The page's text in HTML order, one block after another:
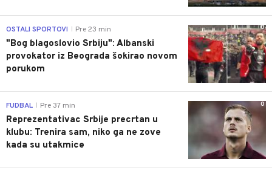
0
OSTALI SPORTOVI Pre 23 min
"Bog blagoslovio Srbiju": Albanski
provokator iz Beograda šokirao novom
porukom
0
FUDBAL Pre 37 min
Reprezentativac Srbije precrtan u
klubu: Trenira sam, niko ga ne zove
kada su utakmice